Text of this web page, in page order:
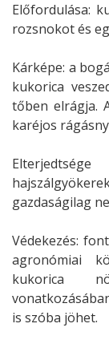
Előfordulása:
rozsnokot és
Kárképe: a
kukorica
tőben elrágja.
karéjos
gazdaságilag
Védekezés:
agronómiai
kukorica
is szóba jöhet.